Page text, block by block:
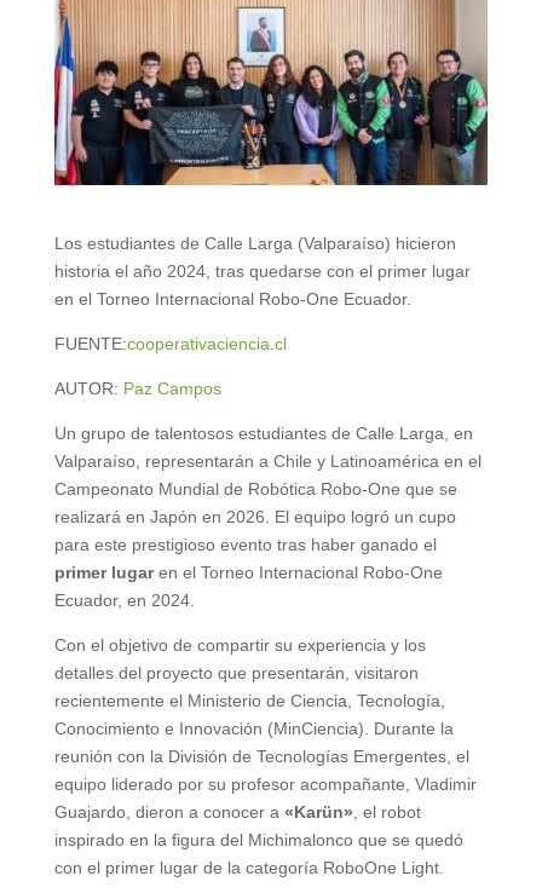
Los estudiantes de Calle Larga (Valparaíso) hicieron
historia el año 2024, tras quedarse con el primer lugar
en el Torneo Internacional Robo-One Ecuador.
FUENTE:cooperativaciencia.cl
AUTOR: Paz Campos
Un grupo de talentosos estudiantes de Calle Larga, en
Valparaíso, representarán a Chile y Latinoamérica en el
Campeonato Mundial de Robótica Robo-One que se
realizará en Japón en 2026. El equipo logró un cupo
para este prestigioso evento tras haber ganado el
primer lugaren el Torneo Internacional Robo-One
Ecuador, en 2024.
Con el objetivo de compartir su experiencia y los
detalles del proyecto que presentarán, visitaron
recientemente el Ministerio de Ciencia, Tecnología,
Conocimiento e Innovación (MinCiencia). Durante la
reunión con la División de Tecnologías Emergentes, el
equipo liderado por su profesor acompañante, Vladimir
Guajardo, dieron a conocer a «Karün» , el robot
inspirado en la figura del Michimalonco que se quedó
con el primer lugar de la categoría RoboOne Light.